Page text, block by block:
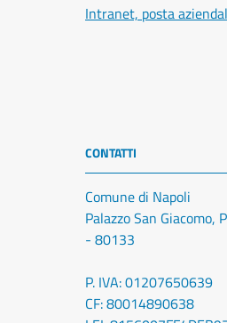
Intranet, posta
CONTATTI
Comune di Napoli
Palazzo San Giacomo,
- 80133
P. IVA: 01207650639
CF: 80014890638